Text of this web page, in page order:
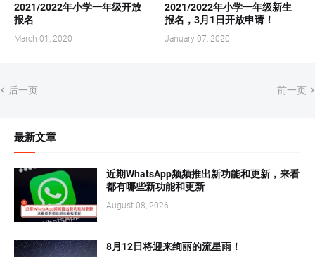
2021/2022年小学一年级开放
报名
March 01, 2020
2021/2022年小学一年级新生
报名，3月1日开放申请！
January 07, 2020
后一页 前一页
最新文章
近期WhatsApp频频推出新功能和更新，来看
都有哪些新功能和更新
August 08, 2026
8月12日将迎来绚丽的流星雨！